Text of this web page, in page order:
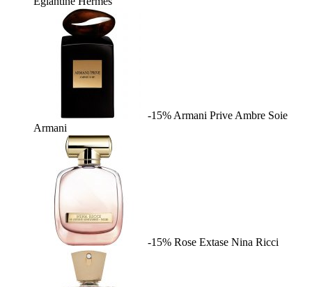
-15% Armani Prive Ambre Soie
Armani
-15% Rose Extase Nina Ricci